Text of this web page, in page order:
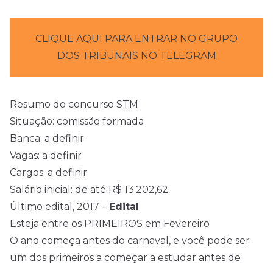
CLIQUE AQUI PARA ENTRAR NO GRUPO
DOS TRIBUNAIS NO TELEGRAM
Resumo do concurso STM
Situação: comissão formada
Banca: a definir
Vagas: a definir
Cargos: a definir
Salário inicial: de até R$ 13.202,62
Último edital, 2017 – Edital
Esteja entre os PRIMEIROS em Fevereiro
O ano começa antes do carnaval, e você pode ser
um dos primeiros a começar a estudar antes de